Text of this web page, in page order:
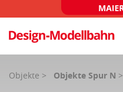
Objekte > Objekte Spur N >